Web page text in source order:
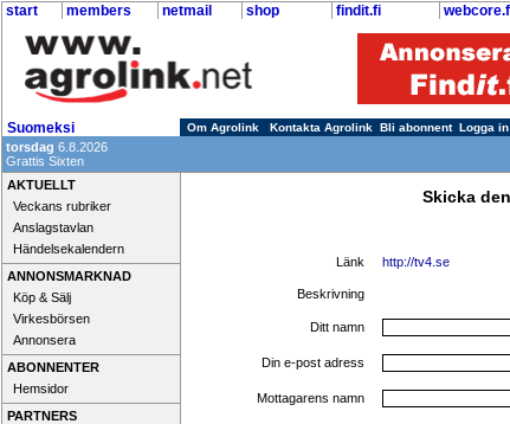
start members netmail shop findit.fi
Suomeksi Om Agrolink Kontakta Agrolink Bli abonnent Logga in
torsdag 6.8.2026
Grattis Sixten
AKTUELLT
Veckans rubriker
Anslagstavlan
Händelsekalendern
ANNONSMARKNAD
Köp & Sälj
Virkesbörsen
Annonsera
ABONNENTER
Hemsidor
PARTNERS
Skicka
Länk http://tv4.se
Beskrivning
Ditt namn
Din e-post adress
Mottagarens namn